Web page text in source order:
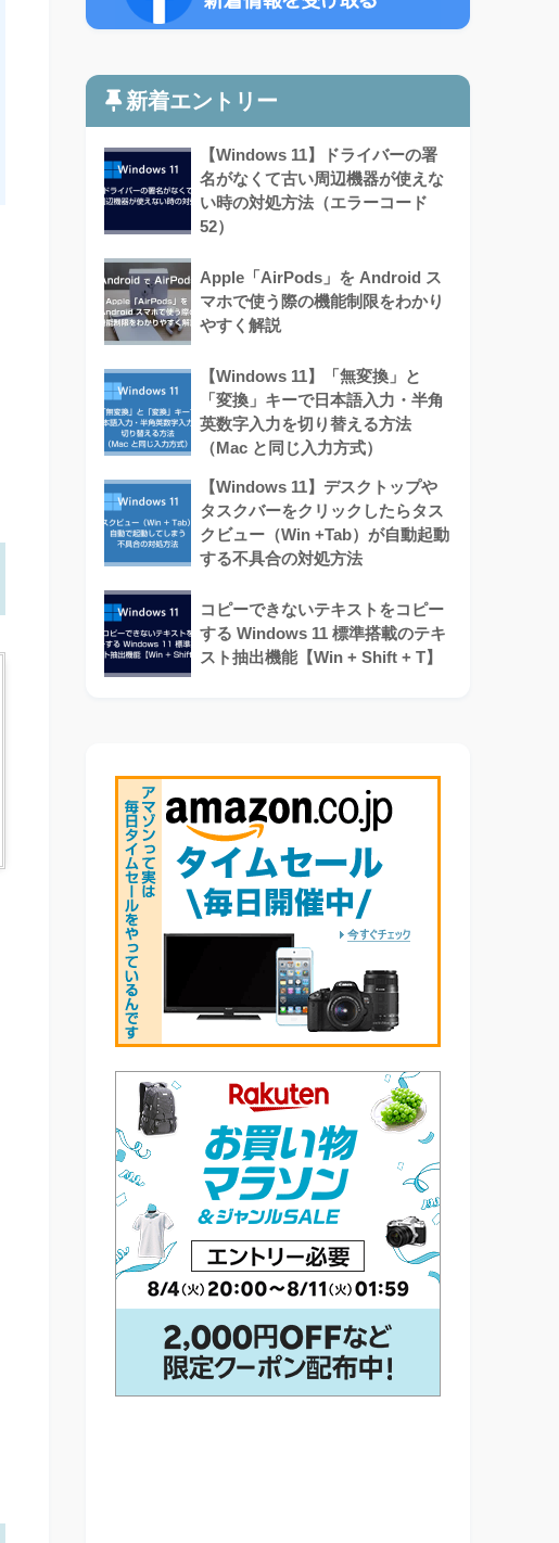
新着エントリー
【Windows 11】ドライバーの署
名がなくて古い周辺機器が使えな
い時の対処方法（エラーコード
52）
Apple「AirPods」を Android ス
マホで使う際の機能制限をわかり
やすく解説
【Windows 11】「無変換」と
「変換」キーで日本語入力・半角
英数字入力を切り替える方法
（Mac と同じ入力方式）
【Windows 11】デスクトップや
タスクバーをクリックしたらタス
クビュー（Win +Tab）が自動起動
する不具合の対処方法
コピーできないテキストをコピー
する Windows 11 標準搭載のテキ
スト抽出機能【Win + Shift + T】